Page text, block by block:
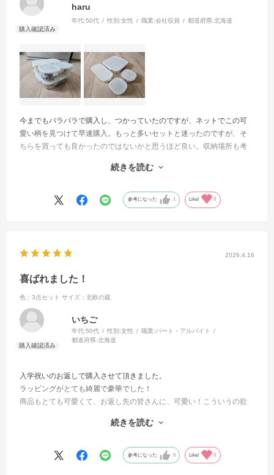
haru
年代:50代 性別:女性 職業:会社役員 都道府県:北海道
今までもバラバラで購入し、つかっていたのですが、ネットでこの可
愛い柄を見つけて早速購入。もっと多いセットと迷ったのですが、そ
ちらを買っても良かったのではないかと思うほど良い。収納場所も考
られるのも何もかも良かったです！また買い足すことになると思うの
続きを読む
参考になった 1 Like! 0
2026.4.16
喜ばれました！
色：3点セット サイズ：北欧の庭
いちご
年代:50代 性別:女性 職業:パート・アルバイト
都道府県:北海道
入学祝いのお返しで購入させて頂きました。
ラッピングがとても綺麗で豪華でした！
商品もとても可愛くて、お返し先の皆さんに、可愛い！こういうの欲
追加で自宅用も購入しました（笑）。
ありがとうございました！
続きを読む
参考になった 0 Like! 0